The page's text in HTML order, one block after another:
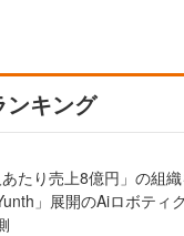
ンキング
たり売上8億円」の組
」展開のAiロボティ